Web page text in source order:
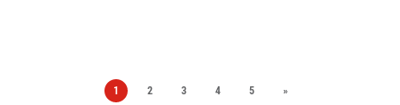
1 2 3 4 5 »